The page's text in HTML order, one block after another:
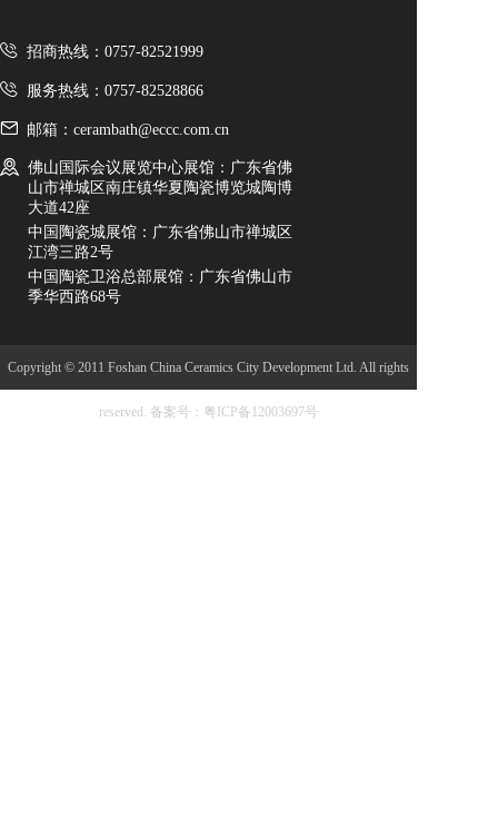
招商热线：0757-82521999
服务热线：0757-82528866
邮箱：cerambath@eccc.com.cn
佛山国际会议展览中心展馆：广东省佛
山市禅城区南庄镇华夏陶瓷博览城陶博
大道42座
中国陶瓷城展馆：广东省佛山市禅城区
江湾三路2号
中国陶瓷卫浴总部展馆：广东省佛山市
季华西路68号
Copyright © 2011 Foshan China Ceramics City Development Ltd. All rights
reserved. 备案号：粤ICP备12003697号